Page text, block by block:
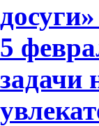
5
задачи